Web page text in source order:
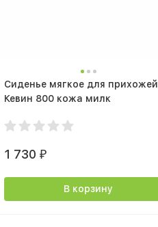
Сиденье мягкое для прихожей
Кевин 800 кожа милк
1 730₽
В корзину